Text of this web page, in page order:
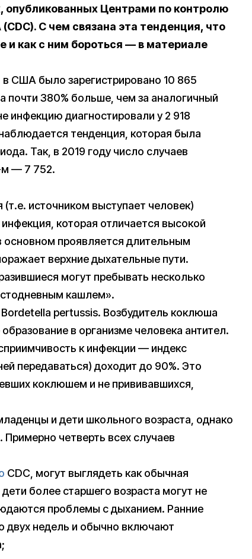
опубликованных Центрами по контролю
С чем связана эта тенденция, что
и как с ним бороться — в материале
в США было зарегистрировано 10 865
почти 380% больше, чем за аналогичный
инфекцию диагностировали у 2 918
тенденция, которая была
Так, в 2019 году число случаев
м — 7 752.
источником выступает человек)
которая отличается высокой
основном проявляется длительным
верхние дыхательные пути.
могут пребывать несколько
кашлем».
pertussis. Возбудитель коклюша
в организме человека антител.
к инфекции — индекс
передаваться) доходит до 90%. Это
коклюшем и не прививавшихся,
и дети школьного возраста, однако
четверть всех случаев
CDC, могут выглядеть как обычная
более старшего возраста могут не
проблемы с дыханием. Ранние
двух недель и обычно включают